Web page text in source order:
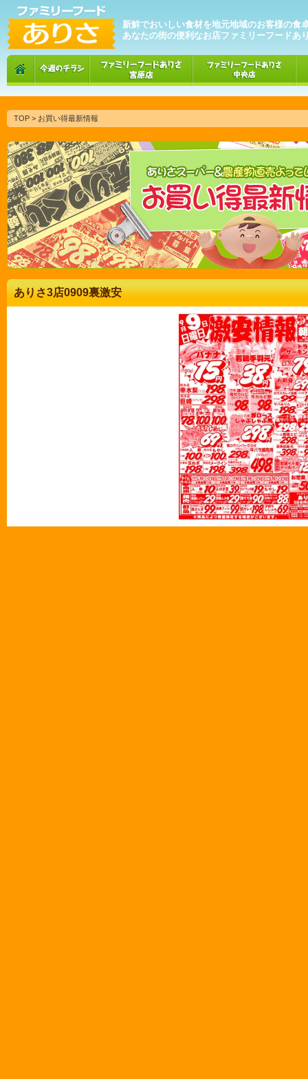
新鮮でおいしい食材を地元地域のお客様の食
あなたの街の便利なお店ファミリーフードあ
TOP > お買い得最新情報
ありさ3店0909裏激安